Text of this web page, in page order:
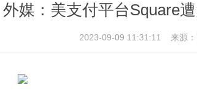
外媒：美支付平台Square
2023-09-09 11:31:11 来源